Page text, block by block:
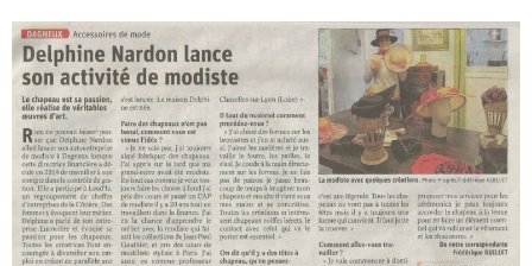
A
V
I
G
A
T
O
N